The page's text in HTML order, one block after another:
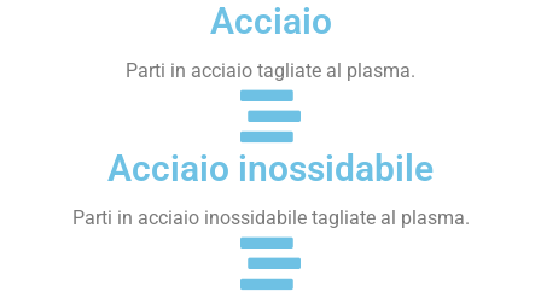
Acciaio
Parti in acciaio tagliate al plasma.
Acciaio inossidabile
Parti in acciaio inossidabile tagliate al plasma.